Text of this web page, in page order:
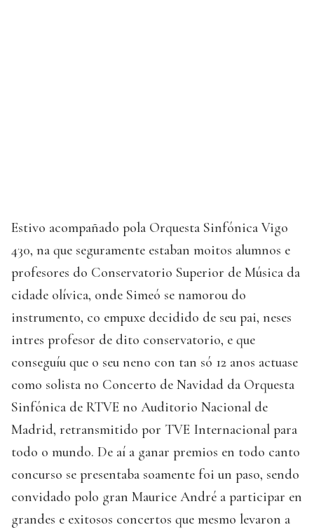
Estivo acompañado pola Orquesta Sinfónica Vigo
430, na que seguramente estaban moitos alumnos e
profesores do Conservatorio Superior de Música da
cidade olívica, onde Simeó se namorou do
instrumento, co empuxe decidido de seu pai, neses
intres profesor de dito conservatorio, e que
conseguíu que o seu neno con tan só 12 anos actuase
como solista no Concerto de Navidad da Orquesta
Sinfónica de RTVE no Auditorio Nacional de
Madrid, retransmitido por TVE Internacional para
todo o mundo. De aí a ganar premios en todo canto
concurso se presentaba soamente foi un paso, sendo
convidado polo gran Maurice André a participar en
grandes e exitosos concertos que mesmo levaron a